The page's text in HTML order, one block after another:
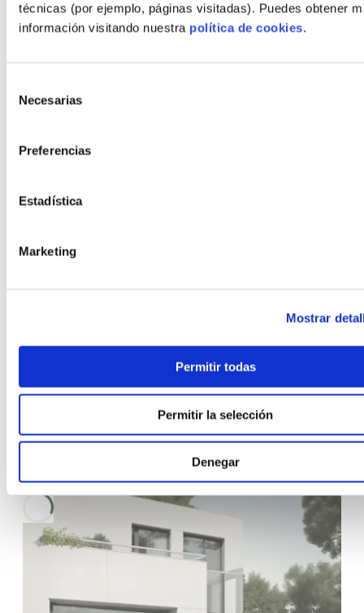
técnicas (por ejemplo, páginas visitadas). Puedes obtener
información visitando nuestra política de cookies.
Necesarias
Preferencias
Estadística
Marketing
Mostrar
Permitir todas
Permitir la selección
Denegar
Nº baños 3
Nº habitaciones 4